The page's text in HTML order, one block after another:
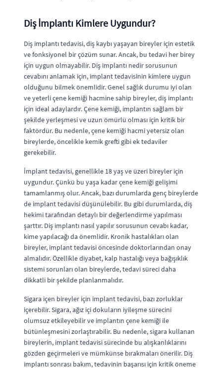
Diş İmplantı Kimlere Uygundur?
Diş implantı tedavisi, diş kaybı yaşayan bireyler için estetik
ve fonksiyonel bir çözüm sunar. Ancak, bu tedavi her birey
için uygun olmayabilir. Diş implantı nedir sorusunun
cevabını anlamak için, implant tedavisinin kimlere uygun
olduğunu bilmek önemlidir. Genel sağlık durumu iyi olan
ve yeterli çene kemiği hacmine sahip bireyler, diş implantı
için ideal adaylardır. Çene kemiği, implantın sağlam bir
şekilde yerleşmesi ve uzun ömürlü olması için kritik bir
faktördür. Bu nedenle, çene kemiği hacmi yetersiz olan
bireylerde, öncelikle kemik grefti gibi ek tedaviler
gerekebilir.
İmplant tedavisi, genellikle 18 yaş ve üzeri bireyler için
uygundur. Çünkü bu yaşa kadar çene kemiği gelişimi
tamamlanmış olur. Ancak, bazı durumlarda genç bireylerde
de implant tedavisi düşünülebilir. Bu gibi durumlarda, diş
hekimi tarafından detaylı bir değerlendirme yapılması
şarttır. Diş implantı nasıl yapılır sorusunun cevabı kadar,
kime yapılacağı da önemlidir. Kronik hastalıkları olan
bireyler, implant tedavisi öncesinde doktorlarından onay
almalıdır. Özellikle diyabet, kalp hastalığı veya bağışıklık
sistemi sorunları olan bireylerde, tedavi süreci daha
dikkatli bir şekilde planlanmalıdır.
Sigara içen bireyler için implant tedavisi, bazı zorluklar
içerebilir. Sigara, ağız içi dokuların iyileşme sürecini
olumsuz etkileyebilir ve implantın çene kemiği ile
bütünleşmesini zorlaştırabilir. Bu nedenle, sigara kullanan
bireylerin, implant tedavisi sürecinde bu alışkanlıklarını
gözden geçirmeleri ve mümkünse bırakmaları önerilir. Diş
implantı sonrası bakım, tedavinin başarısı için kritik öneme